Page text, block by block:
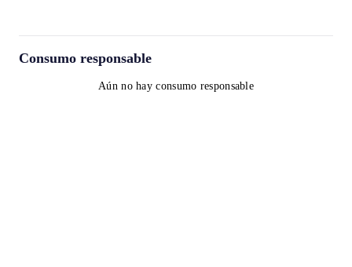
Consumo responsable
Aún no hay consumo responsable